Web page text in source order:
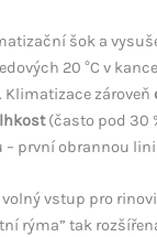
šok a
20 °C v
zároveň
(často pod 30
– první obrannou
vstup pro
rýma” tak